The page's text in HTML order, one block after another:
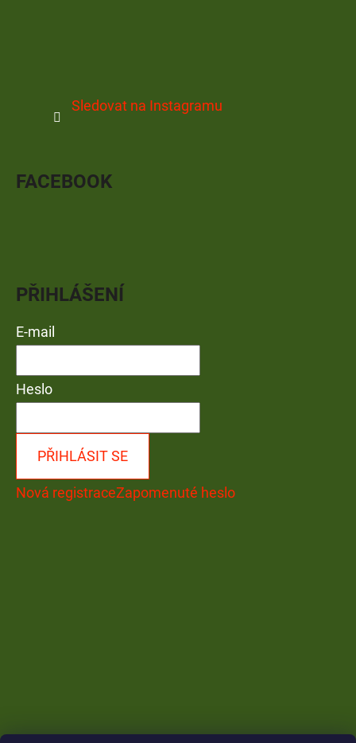
Sledovat na Instagramu
FACEBOOK
PŘIHLÁŠENÍ
E-mail
Heslo
PŘIHLÁSIT SE
Nová registraceZapomenuté heslo